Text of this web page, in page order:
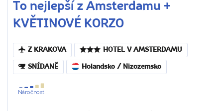
To nejlepší z Amsterdamu +
KVĚTINOVÉ KORZO
Z KRAKOVA HOTEL V AMSTERDAMU
SNÍDANĚ Holandsko / Nizozemsko
Náročnost